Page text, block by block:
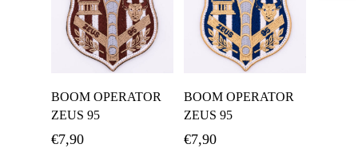
Καλάθι
BOOM OPERATOR
ZEUS 95
€7,90
Καλάθι
BOOM OPERATOR
ZEUS 95
€7,90